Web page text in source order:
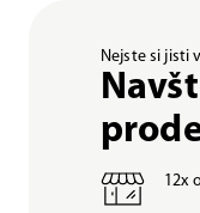
Nejste si jisti
12x